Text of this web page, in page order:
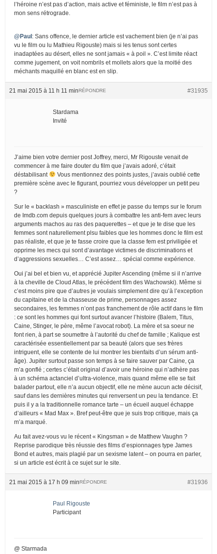
l’héroine n’est pas d’action, mais active et féministe, le film n’est pas à
mon sens rétrograde.
@Paul: Sans offence, le dernier article est vachement bien (je n’ai pas
vu le film ou lu Mathieu Rigouste) mais si les tenus sont certes
inadaptées au désert, elles ne sont jamais « à poil ». C’est limite réact
comme jugement, on voit nombrils et mollets alors que la moitié des
méchants maquillé en blanc est en slip.
21 mai 2015 à 11 h 11 min #31935
RÉPONDRE
Stardama
Invité
J’aime bien votre dernier post Joffrey, merci, Mr Rigouste venait de
commencer à me faire douter du film que j’avais adoré, c’était
déstabilisant
Vous mentionnez des points justes, j’avais oublié cette
première scène avec le figurant, pourriez vous développer un petit peu
?
Sur le « backlash » masculiniste en effet je passe du temps sur le forum
de Imdb.com depuis quelques jours à combattre les anti-fem avec leurs
arguments machos au ras des paquerettes – et que je te dise que les
femmes sont naturellement plsu faibles que les hommes donc le film est
pas réaliste, et que je te fasse croire que la classe fem est priviligée et
opprime les mecs qui sont d’avantage victimes de discriminations et
d’aggressions sexuelles… C’est assez… spécial comme expérience.
Oui j’ai bel et bien vu, et apprécié Jupiter Ascending (même si il n’arrive
à la cheville de Cloud Atlas, le précédent film des Wachowski). Même si
c’est moins pire que d’autres je voulais simplement dire qu’à l’exception
du capitaine et de la chasseuse de prime, personnages assez
secondaires, les femmes n’ont pas franchement de rôle actif dans le film
: ce sont les hommes qui font surtout avancer l’histoire (Balem, Titus,
Caine, Stinger, le père, même l’avocat robot). La mère et sa soeur ne
font rien, à part se soumettre à l’autorité du chef de famille ; Kalique est
caractérisée essentiellement par sa beauté (alors que ses frères
intriguent, elle se contente de lui montrer les bienfaits d’un sérum anti-
âge). Jupiter surtout passe son temps à se faire sauver par Caine, ça
m’a gonflé ; certes c’était original d’avoir une héroine qui n’adhère pas
à un schéma actanciel d’ultra-violence, mais quand même elle se fait
balader partout, elle n’a aucun objectif, elle ne mène aucun acte décisif,
sauf dans les dernières minutes qui renversent un peu la tendance. Et
puis il y a la traditionnelle romance tarte – un écueil auquel échappe
d’ailleurs « Mad Max ». Bref peut-être que je suis trop critique, mais ça
m’a marqué.
Au fait avez-vous vu le récent « Kingsman » de Matthew Vaughn ?
Reprise parodique très réussie des films d’espionnages type James
Bond et autres, mais plagié par un sexisme latent – on pourra en parler,
si un article est écrit à ce sujet sur le site.
21 mai 2015 à 17 h 09 min #31936
RÉPONDRE
Paul Rigouste
Participant
@ Starmada